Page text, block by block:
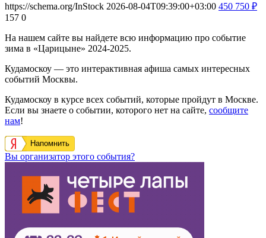
https://schema.org/InStock 2026-08-04T09:39:00+03:00 450 750 ₽
157 0
На нашем сайте вы найдете всю информацию про событие
зима в «Царицыне» 2024-2025.
Кудамоскоу — это интерактивная афиша самых интересных
событий Москвы.
Кудамоскоу в курсе всех событий, которые пройдут в Москве.
Если вы знаете о событии, которого нет на сайте, сообщите
нам!
Напомнить
Вы организатор этого события?